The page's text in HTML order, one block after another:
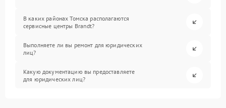
В каких районах Томска располагаются
сервисные центры Brandt?
Выполняете ли вы ремонт для юридических
лиц?
Какую документацию вы предоставляете
для юридических лиц?